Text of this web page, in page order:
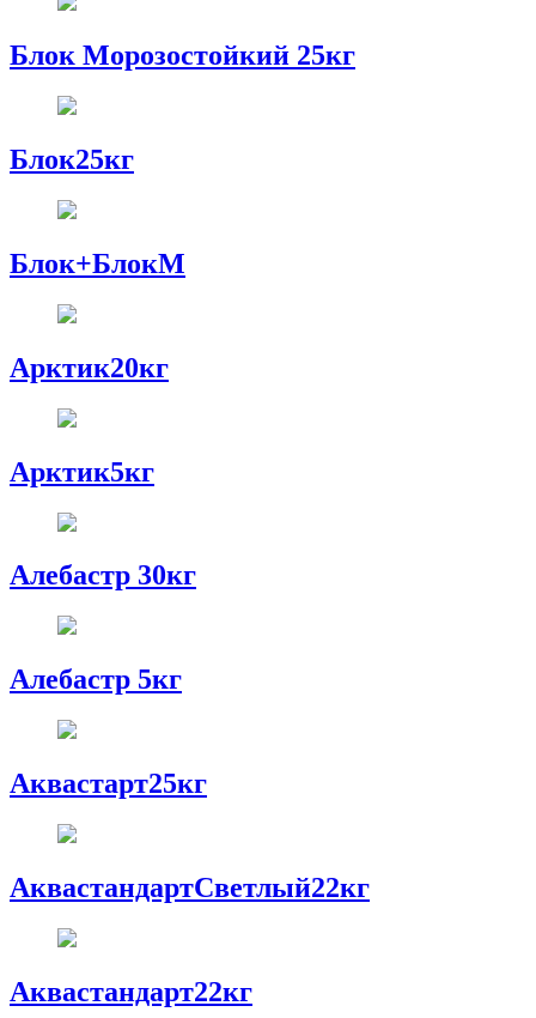
Блок Морозостойкий 25кг
Блок25кг
Блок+БлокМ
Арктик20кг
Арктик5кг
Алебастр 30кг
Алебастр 5кг
Аквастарт25кг
АквастандартСветлый22кг
Аквастандарт22кг